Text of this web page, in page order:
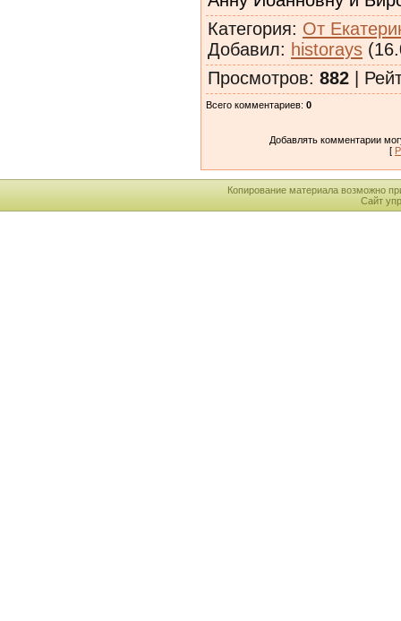
Категория: От
Добавил: historays
Просмотров: 882 |
Всего комментариев: 0
Добавлять комментарии
[
Копирование материала возможно
Сайт